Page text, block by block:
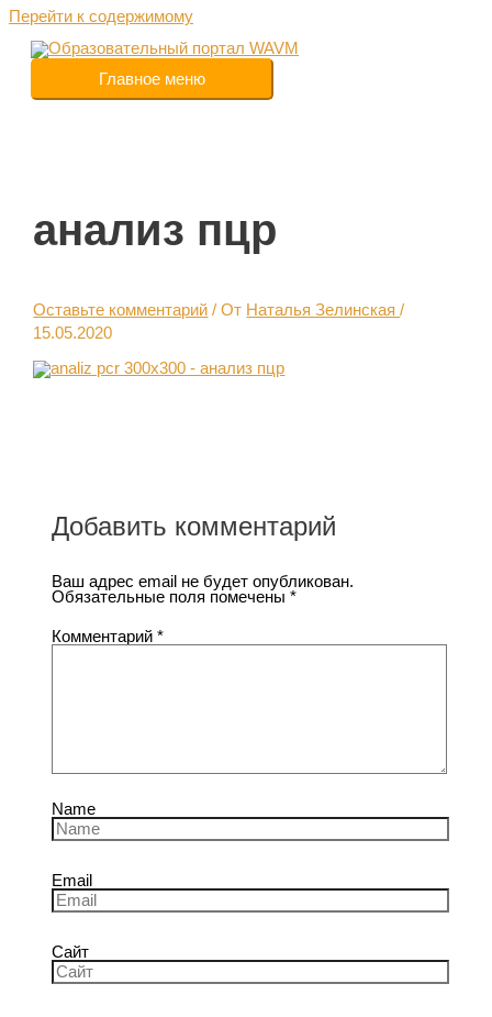
Перейти к содержимому
Главное меню
анализ пцр
Оставьте комментарий / От Наталья Зелинская/
15.05.2020
Добавить комментарий
Ваш адрес email не будет опубликован.
Обязательные поля помечены*
Комментарий*
Name
Email
Сайт